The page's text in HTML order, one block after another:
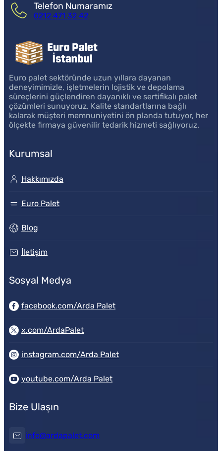
Telefon Numaramız
0212 471 32 42
Euro palet sektöründe uzun yıllara dayanan
deneyimimizle, işletmelerin lojistik ve depolama
süreçlerini güçlendiren dayanıklı ve sertifikalı palet
çözümleri sunuyoruz. Kalite standartlarına bağlı
kalarak müşteri memnuniyetini ön planda tutuyor, her
ölçekte firmaya güvenilir tedarik hizmeti sağlıyoruz.
Kurumsal
Hakkımızda
Euro Palet
Blog
İletişim
Sosyal Medya
facebook.com/Arda Palet
x.com/ArdaPalet
instagram.com/Arda Palet
youtube.com/Arda Palet
Bize Ulaşın
info@ardapalet.com